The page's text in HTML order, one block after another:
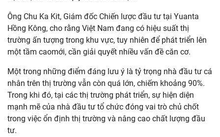
Ông Chu Ka Kit, Giám đốc Chiến lược đầu tư tại Yuanta
Hồng Kông, cho rằng Việt Nam đang có hiệu suất thị
trường ấn tượng trong khu vực, tuy nhiên để phát triển lên
một tầm caomới, cần giải quyết nhiều vấn đề căn cơ.
Một trong những điểm đáng lưu ý là tỷ trọng nhà đầu tư cá
nhân trên thị trường vẫn còn quá lớn, chiếm khoảng 90%.
Trong khi đó, tại các thị trường phát triển, sự hiện diện
mạnh mẽ của nhà đầu tư tổ chức đóng vai trò chủ chốt
trong việc ổn định thị trường và nâng cao chất lượng đầu
tư.